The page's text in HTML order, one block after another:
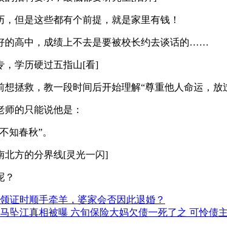
，但是这些都有个前提，就是家里有钱！
的高中，成绩上不去是要被校长约去谈话的……
，学历硬过五指山[看]
想拯救，教一段时间后开始理解“尊重他人命运，放
的只能说他是：
知春秋”。
北方的分界线[灵光一闪]
？
证时顺手牵羊，婆家会否因此退婚？
坠江真相被曝 六旬保险大妈欠债一死了之 可怜债